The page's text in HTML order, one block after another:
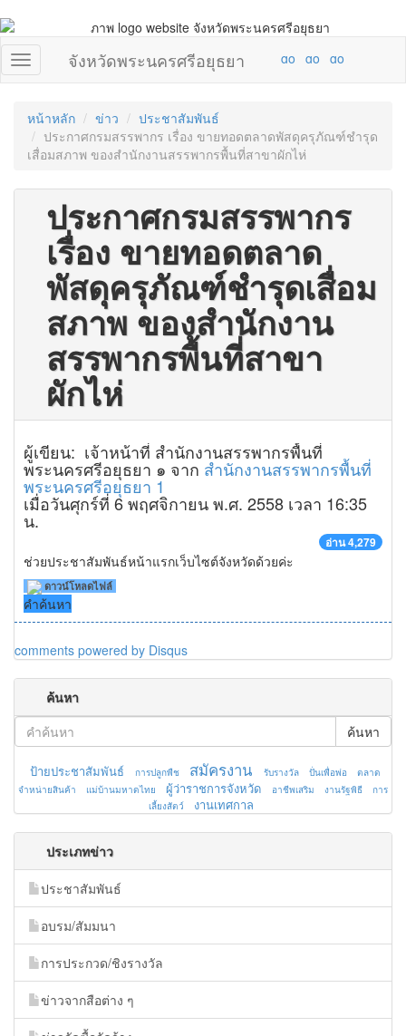
จังหวัดพระนครศรีอยุธยา
หน้าหลัก ข่าว
ประชาสัมพันธ์
ประกาศกรมสรรพากร เรื่อง ขายทอดตลาดพัสดุครุภัณฑ์ชำรุด
เสื่อมสภาพ ของสำนักงานสรรพากรพื้นที่สาขาผักไห่
ประกาศกรมสรรพากร
เรื่อง ขายทอดตลาด
พัสดุครุภัณฑ์ชำรุดเสื่อม
สภาพ ของสำนักงาน
สรรพากรพื้นที่สาขา
ผักไห่
ผู้เขียน: เจ้าหน้าที่ สำนักงานสรรพากรพื้นที่
พระนครศรีอยุธยา ๑ จาก สำนักงานสรรพากรพื้นที่
พระนครศรีอยุธยา 1
เมื่อวันศุกร์ที่ 6 พฤศจิกายน พ.ศ. 2558 เวลา 16:35
น.
อ่าน 4,279
ช่วยประชาสัมพันธ์หน้าแรกเว็บไซต์จังหวัดด้วยค่ะ
ดาวน์โหลดไฟล์
คำค้นหา
comments powered by Disqus
ค้นหา
ค้นหา
ป้ายประชาสัมพันธ์ การปลูกพืช สมัครงาน รับรางวัล ปั่นเพื่อพ่อ
ตลาด
จำหน่ายสินค้า
แม่บ้านมหาดไทย ผู้ว่าราชการจังหวัด อาชีพเสริม งานรัฐพิธี
การ
เลี้ยงสัตว์
งานเทศกาล
ประเภทข่าว
ประชาสัมพันธ์
อบรม/สัมมนา
การประกวด/ชิงรางวัล
ข่าวจากสือต่าง ๆ